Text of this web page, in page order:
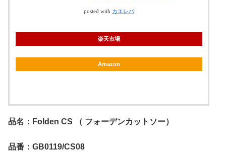
posted with カエレバ
楽天市場
Amazon
品名：Folden CS （ フォーデンカットソー）
品番：GB0119/CS08